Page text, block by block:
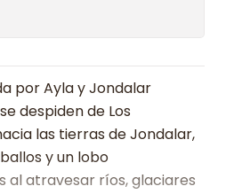
por Ayla y Jondalar
despiden de Los
las tierras de Jondalar,
y un lobo
al atravesar ríos, glaciares